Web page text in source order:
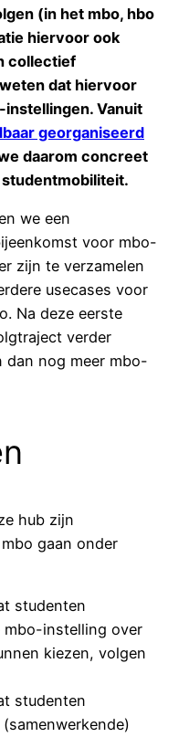
(in het mbo, hbo
hiervoor ook
collectief
dat hiervoor
Vanuit
georganiseerd
daarom concreet
studentmobiliteit.
we een
voor mbo-
zijn te verzamelen
usecases voor
Na deze eerste
verder
dan nog meer mbo-
hub zijn
gaan onder
studenten
mbo-instelling over
kiezen, volgen
studenten